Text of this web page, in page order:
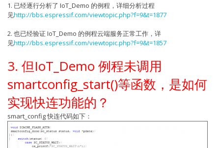
1. 已经逐行分析了 IoT_Demo 的例程，详细分析过程
见http://bbs.espressif.com/viewtopic.php?f=9&t=1877
2. 也已经验证 IoT_Demo 的例程云端服务正常工作，详
见http://bbs.espressif.com/viewtopic.php?f=9&t=1857
3. 但IoT_Demo 例程未调用
smartconfig_start()等函数，是如何
实现快连功能的？
smart_config 快连代码如下：